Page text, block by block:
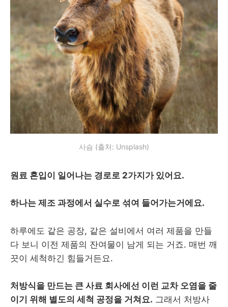
사슴 (출처: Unsplash)
원료 혼입이 일어나는 경로로 2가지가 있어요.
하나는 제조 과정에서 실수로 섞여 들어가는거에요.
하루에도 같은 공장, 같은 설비에서 여러 제품을 만들
다 보니 이전 제품의 잔여물이 남게 되는 거죠. 매번 깨
끗이 세척하긴 힘들거든요.
처방식을 만드는 큰 사료 회사에선 이런 교차 오염을 줄
이기 위해 별도의 세척 공정을 거쳐요. 그래서 처방사